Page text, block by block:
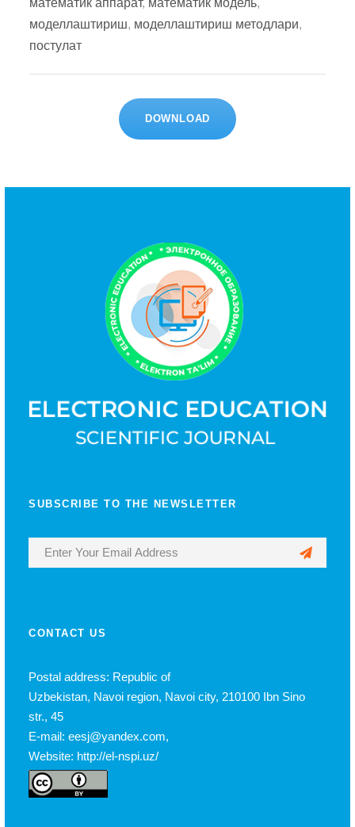
моделлаштириш, моделлаштириш методлари,
постулат
DOWNLOAD
SUBSCRIBE TO THE NEWSLETTER
CONTACT US
Postal address: Republic of
Uzbekistan, Navoi region, Navoi city, 210100 Ibn Sino
str., 45
E-mail: eesj@yandex.com,
Website: http://el-nspi.uz/